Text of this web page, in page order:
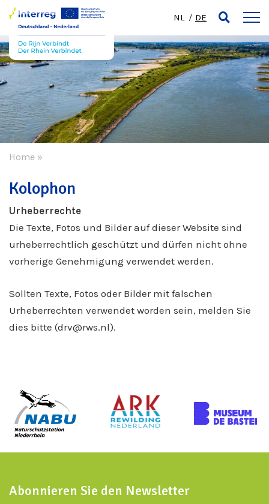
NL DE
Home »
Kolophon
Urheberrechte
Die Texte, Fotos und Bilder auf dieser Website sind
urheberrechtlich geschützt und dürfen nicht ohne
vorherige Genehmigung verwendet werden.
Sollten Texte, Fotos oder Bilder mit falschen
Urheberrechten verwendet worden sein, melden Sie
dies bitte (drv@rws.nl).
Abonnieren Sie den Newsletter